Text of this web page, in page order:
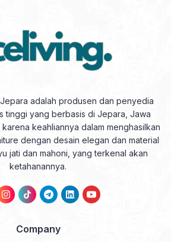
adalah produsen dan penyedia
tinggi yang berbasis di Jepara, Jawa
keahliannya dalam menghasilkan
dengan desain elegan dan material
jati dan mahoni, yang terkenal akan
ketahanannya.
Company